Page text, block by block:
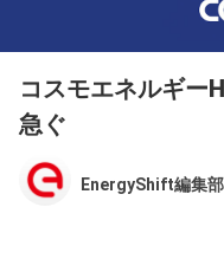
コスモエネルギー
急ぐ
EnergyShift編集部